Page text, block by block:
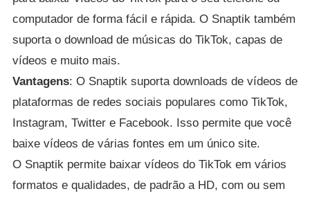
computador de forma fácil e rápida. O Snaptik também
suporta o download de músicas do TikTok, capas de
vídeos e muito mais.
Vantagens: O Snaptik suporta downloads de vídeos de
plataformas de redes sociais populares como TikTok,
Instagram, Twitter e Facebook. Isso permite que você
baixe vídeos de várias fontes em um único site.
O Snaptik permite baixar vídeos do TikTok em vários
formatos e qualidades, de padrão a HD, com ou sem